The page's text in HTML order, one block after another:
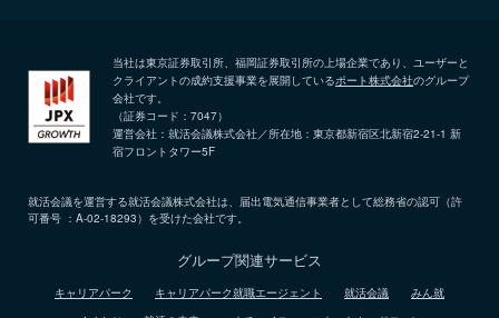
当社は東京証券取引所、福岡証券取引所の上場企業であり、ユーザーと
クライアントの成約支援事業を展開しているポート株式会社のグループ
会社です。
（証券コード：7047）
運営会社：就活会議株式会社／所在地：東京都新宿区北新宿2-21-1 新
宿フロントタワー5F
就活会議を運営する就活会議株式会社は、届出電気通信事業者として総務省の認可（許
可番号 ：A-02-18293）を受けた会社です。